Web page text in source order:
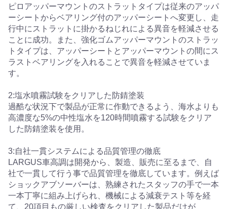
ピロアッパーマウントのストラットタイプは従来のアッパ
ーシートからベアリング付のアッパーシートへ変更し、走
行中にストラットに掛かるねじれによる異音を軽減させる
ことに成功。また、強化ゴムアッパーマウントのストラッ
トタイプは、アッパーシートとアッパーマウントの間にス
ラストベアリングを入れることで異音を軽減させていま
す。
2:塩水噴霧試験をクリアした防錆塗装
過酷な状況下で製品が正常に作動できるよう、海水よりも
高濃度な5%の中性塩水を120時間噴霧する試験をクリア
した防錆塗装を使用。
3:自社一貫システムによる品質管理の徹底
LARGUS車高調は開発から、製造、販売に至るまで、自
社で一貫して行う事で品質管理を徹底しています。例えば
ショックアブソーバーは、熟練されたスタッフの手で一本
一本丁寧に組み上げられ、機械による減衰テスト等を経
て、20項目もの厳しい検査をクリアした製品だけが